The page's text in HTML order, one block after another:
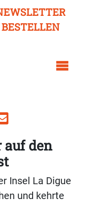
BESTELLEN
auf den
Insel La Digue
und kehrte